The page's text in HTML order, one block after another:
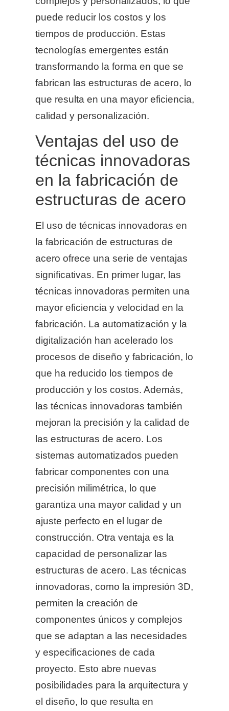
puede reducir los costos y los
tiempos de producción. Estas
tecnologías emergentes están
transformando la forma en que se
fabrican las estructuras de acero, lo
que resulta en una mayor eficiencia,
calidad y personalización.
Ventajas del uso de
técnicas innovadoras
en la fabricación de
estructuras de acero
El uso de técnicas innovadoras en
la fabricación de estructuras de
acero ofrece una serie de ventajas
significativas. En primer lugar, las
técnicas innovadoras permiten una
mayor eficiencia y velocidad en la
fabricación. La automatización y la
digitalización han acelerado los
procesos de diseño y fabricación, lo
que ha reducido los tiempos de
producción y los costos. Además,
las técnicas innovadoras también
mejoran la precisión y la calidad de
las estructuras de acero. Los
sistemas automatizados pueden
fabricar componentes con una
precisión milimétrica, lo que
garantiza una mayor calidad y un
ajuste perfecto en el lugar de
construcción. Otra ventaja es la
capacidad de personalizar las
estructuras de acero. Las técnicas
innovadoras, como la impresión 3D,
permiten la creación de
componentes únicos y complejos
que se adaptan a las necesidades
y especificaciones de cada
proyecto. Esto abre nuevas
posibilidades para la arquitectura y
el diseño, lo que resulta en